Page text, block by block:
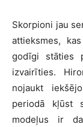
Skorpioni jau
attieksmes,
godīgi stāties
izvairīties.
nojaukt
periodā kļūst
modeļus ir